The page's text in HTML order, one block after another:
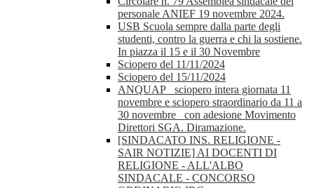
personale ANIEF 19 novembre 2024.
USB Scuola sempre dalla parte degli
studenti, contro la guerra e chi la sostiene.
In piazza il 15 e il 30 Novembre
Sciopero del 11/11/2024
Sciopero del 15/11/2024
ANQUAP_ sciopero intera giornata 11
novembre e sciopero straordinario da 11 a
30 novembre_ con adesione Movimento
Direttori SGA. Diramazione.
[SINDACATO INS. RELIGIONE -
SAIR NOTIZIE] AI DOCENTI DI
RELIGIONE - ALL'ALBO
SINDACALE - CONCORSO